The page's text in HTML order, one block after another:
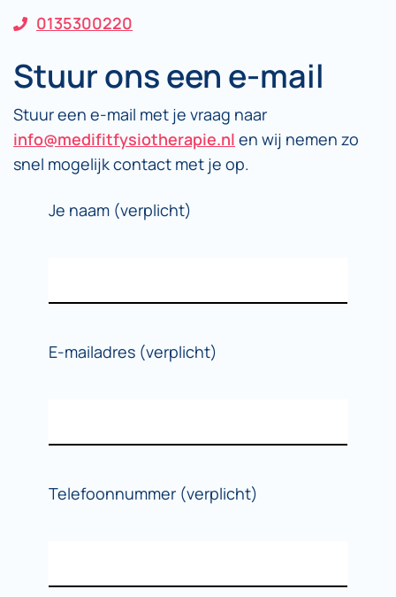
0135300220
Stuur ons een e-mail
Stuur een e-mail met je vraag naar
info@medifitfysiotherapie.nl en wij nemen zo
snel mogelijk contact met je op.
Je naam (verplicht)
E-mailadres (verplicht)
Telefoonnummer (verplicht)